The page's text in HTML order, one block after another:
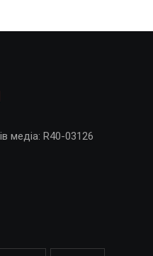
медіа: R40-03126